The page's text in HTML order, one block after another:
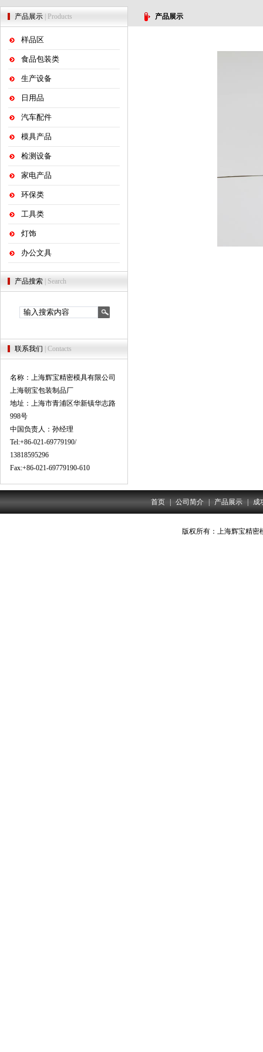
产品展示 | Products
样品区
食品包装类
生产设备
日用品
汽车配件
模具产品
检测设备
家电产品
环保类
工具类
灯饰
办公文具
产品搜索 | Search
联系我们 | Contacts
名称：上海辉宝精密模具有限公司
上海朝宝包装制品厂
地址：上海市青浦区华新镇华志路
998号
中国负责人：孙经理
Tel:+86-021-69779190/
13818595296
Fax:+86-021-69779190-610
产品展示
首页 公司简介 产品展示 成
版权所有：上海辉宝精密